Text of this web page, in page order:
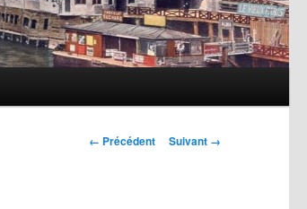
Navigation
← Précédent Suivant →